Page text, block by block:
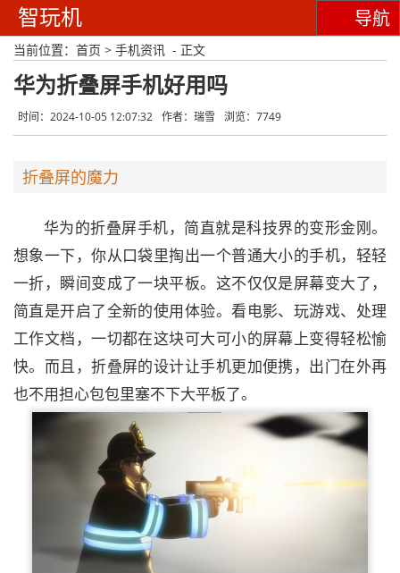
智玩机 导航
当前位置： 首页 > 手机资讯 - 正文
华为折叠屏手机好用吗
时间：2024-10-05 12:07:32 作者：瑞雪 浏览：7749
折叠屏的魔力
华为的折叠屏手机，简直就是科技界的变形金刚。
想象一下，你从口袋里掏出一个普通大小的手机，轻轻
一折，瞬间变成了一块平板。这不仅仅是屏幕变大了，
简直是开启了全新的使用体验。看电影、玩游戏、处理
工作文档，一切都在这块可大可小的屏幕上变得轻松愉
快。而且，折叠屏的设计让手机更加便携，出门在外再
也不用担心包包里塞不下大平板了。